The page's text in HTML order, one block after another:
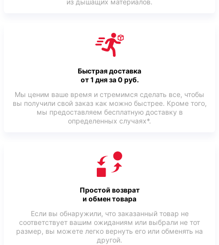
из дышащих материалов.
Быстрая доставка
от 1 дня за 0 руб.
Мы ценим ваше время и стремимся сделать все, чтобы
вы получили свой заказ как можно быстрее. Кроме того,
мы предоставляем бесплатную доставку в
определенных случаях*.
Простой возврат
и обмен товара
Если вы обнаружили, что заказанный товар не
соответствует вашим ожиданиям или выбрали не тот
размер, вы можете легко вернуть его или обменять на
другой.